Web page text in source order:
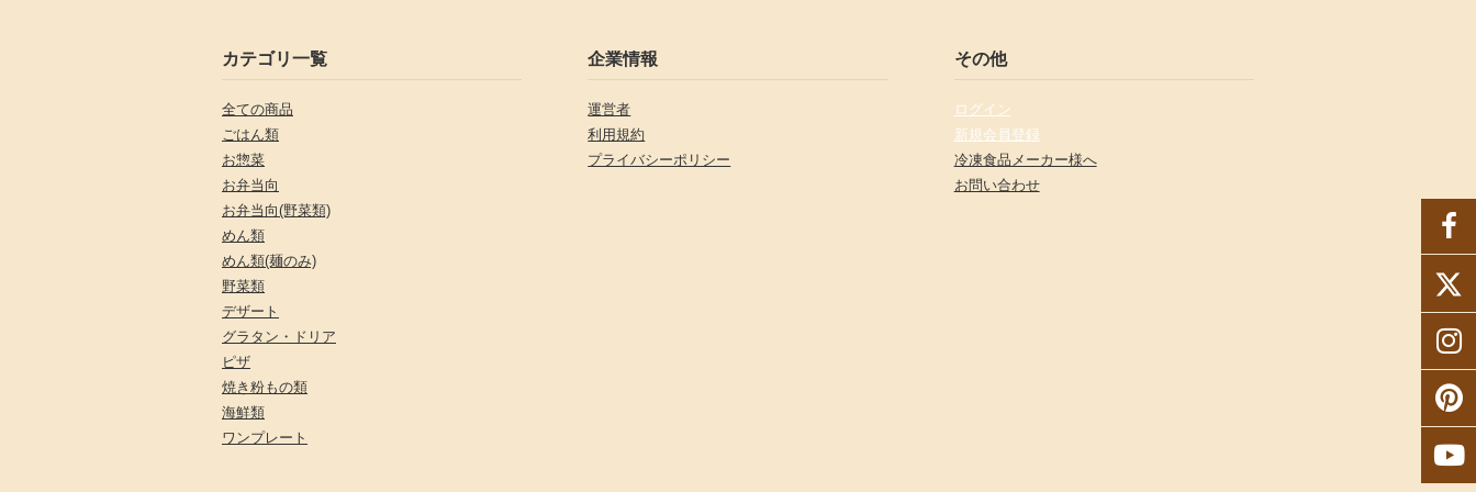
カテゴリ一覧
全ての商品
ごはん類
お惣菜
お弁当向
お弁当向(野菜類)
めん類
めん類(麺のみ)
野菜類
デザート
グラタン・ドリア
ピザ
焼き粉もの類
海鮮類
ワンプレート
企業情報
運営者
利用規約
プライバシーポリシー
その他
ログイン
新規会員登録
冷凍食品メーカー様へ
お問い合わせ